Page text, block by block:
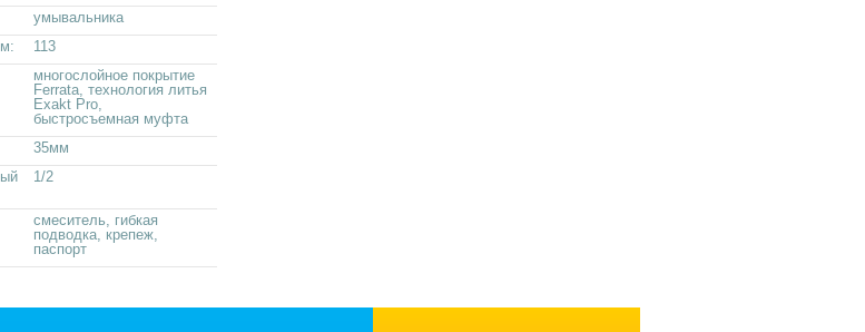
умывальника
113
многослойное покрытие
Ferrata, технология литья
Exakt Pro,
быстросъемная муфта
35мм
1/2
смеситель, гибкая
подводка, крепеж,
паспорт